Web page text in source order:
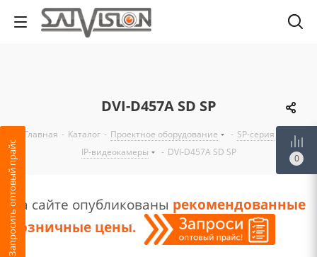
DVI-D457A SD SP
Главная - Каталог - Проектное оборудование - SP-серия
IP-видеокамеры
- DVI-D457A SD SP
На сайте опубликованы рекомендованные
розничные цены.
Запросить оптовый прайс 0